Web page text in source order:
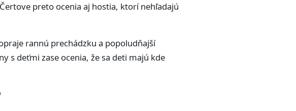
preto ocenia aj hostia, ktorí nehľadajú
rannú prechádzku a popoludňajší
s deťmi zase ocenia, že sa deti majú kde